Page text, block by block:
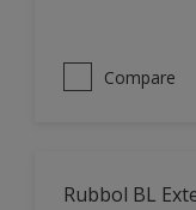
Compare
Rubbol BL